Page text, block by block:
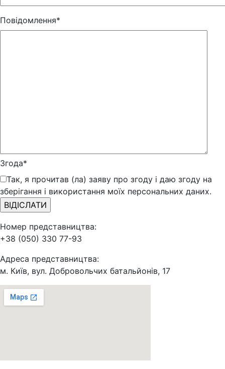
Повідомлення*
Згода*
Так, я прочитав (ла) заяву про згоду і даю згоду на
зберігання і використання моїх персональних даних.
Номер представництва:
+38 (050) 330 77-93
Адреса представництва:
м. Київ, вул. Добровольчих батальйонів, 17